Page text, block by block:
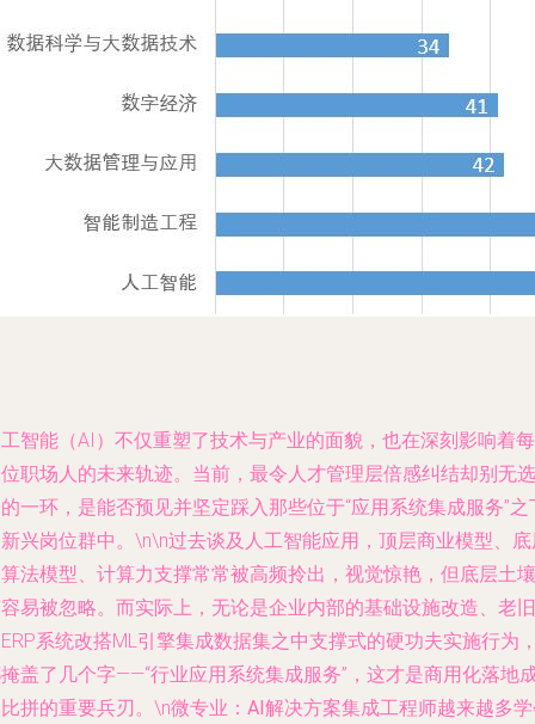
智能（AI）不仅重塑了技术与产业的面貌，也在深刻影响着每
职场人的未来轨迹。当前，最令人才管理层倍感纠结却别无选
一环，是能否预见并坚定踩入那些位于“应用系统集成服务”之
兴岗位群中。\n\n过去谈及人工智能应用，顶层商业模型、
法模型、计算力支撑常常被高频拎出，视觉惊艳，但底层土壤
易被忽略。而实际上，无论是企业内部的基础设施改造、老旧
系统改搭ML引擎集成数据集之中支撑式的硬功夫实施行为
盖了几个字——“行业应用系统集成服务”，这才是商用化落地
拼的重要兵刃。\n微专业：AI解决方案集成工程师越来越多